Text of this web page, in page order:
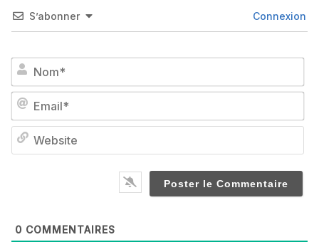
S’abonner Connexion
0 COMMENTAIRES